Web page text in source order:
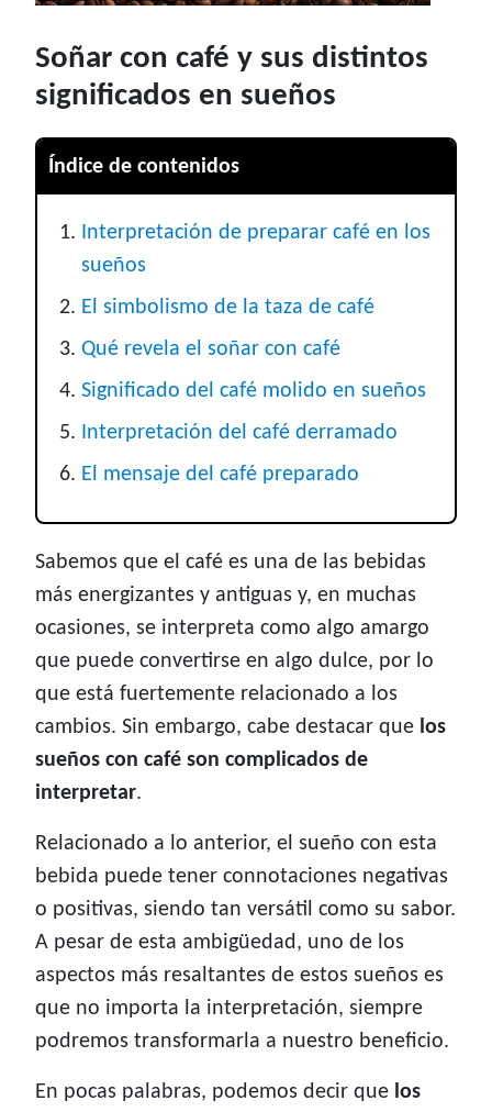
Soñar con café y sus distintos
significados en sueños
Índice de contenidos
Interpretación de preparar café en los
sueños
El simbolismo de la taza de café
Qué revela el soñar con café
Significado del café molido en sueños
Interpretación del café derramado
El mensaje del café preparado
Sabemos que el café es una de las bebidas
más energizantes y antiguas y, en muchas
ocasiones, se interpreta como algo amargo
que puede convertirse en algo dulce, por lo
que está fuertemente relacionado a los
cambios. Sin embargo, cabe destacar que los
sueños con café son complicados de
interpretar.
Relacionado a lo anterior, el sueño con esta
bebida puede tener connotaciones negativas
o positivas, siendo tan versátil como su sabor.
A pesar de esta ambigüedad, uno de los
aspectos más resaltantes de estos sueños es
que no importa la interpretación, siempre
podremos transformarla a nuestro beneficio.
En pocas palabras, podemos decir que los